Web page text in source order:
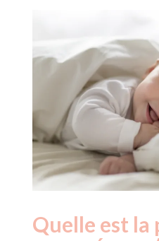
Quelle est
Année
Nouveaux-
nés